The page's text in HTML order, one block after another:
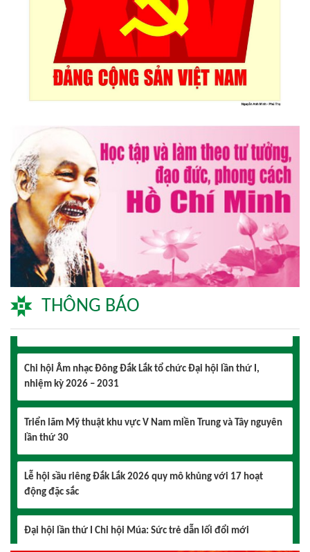
THÔNG BÁO
Triển lãm Mỹ thuật khu vực V Nam miền Trung và Tây nguyên
lần thứ 30
Lễ hội sầu riêng Đắk Lắk 2026 quy mô khủng với 17 hoạt
động đặc sắc
Đại hội lần thứ I Chi hội Múa: Sức trẻ dẫn lối đổi mới
Đại hội lần thứ I Chi hội Nhiếp ảnh Đông Đắk Lắk nhiệm kỳ
2026 – 2031 thành công tốt đẹp
Triển lãm Mỹ thuật khu vực V Nam miền Trung và Tây nguyên
Lễ hội sầu riêng Đắk Lắk 2026 quy mô khủng với 17 hoạt
Đại hội lần thứ I Chi hội Múa: Sức trẻ dẫn lối đổi mới
Đại hội lần thứ I Chi hội Nhiếp ảnh Đông Đắk Lắk nhiệm kỳ